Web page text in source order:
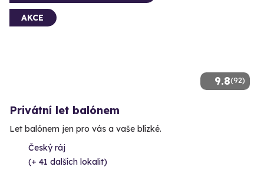
9.8(92)
AKCE
Privátní let balónem
Let balónem jen pro vás a vaše blízké.
Český ráj
(+ 41 dalších lokalit)